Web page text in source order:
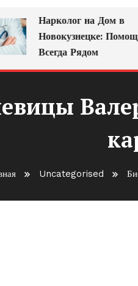
Нарколог на Дом в
Новокузнецке: Помощь,
Всегда Рядом
Uncategorised